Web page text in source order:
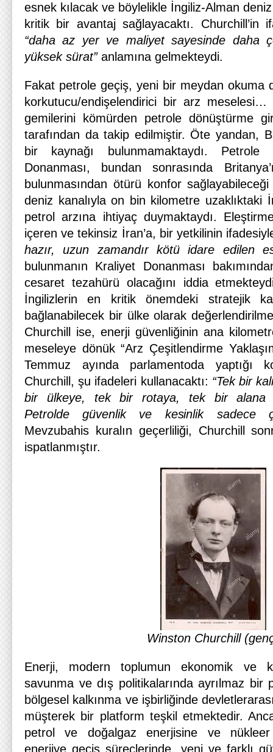
esnek kılacak ve böylelikle İngiliz-Alman
kritik bir avantaj sağlayacaktı. Churchill’in
“daha az yer ve maliyet sayesinde daha
yüksek sürat”anlamına gelmekteydi.
Fakat petrole geçiş, yeni bir meydan okuma
korkutucu/endişelendirici bir arz meselesi…
gemilerini kömürden petrole dönüştürme
tarafından da takip edilmiştir. Öte yandan,
bir kaynağı bulunmamaktaydı.
Donanması, bundan sonrasında
bulunmasından ötürü konfor
deniz kanalıyla on bin kilometre uzaklıktaki
petrol arzına ihtiyaç duymaktaydı.
içeren ve tekinsiz İran’a, bir yetkilinin
hazır, uzun zamandır kötü idare edilen
bulunmanın Kraliyet Donanması
cesaret tezahürü olacağını iddia
İngilizlerin en kritik önemdeki stratejik
bağlanabilecek bir ülke olarak
Churchill ise, enerji güvenliğinin ana
meseleye dönük “Arz Çeşitlendirme
Temmuz ayında parlamentoda yaptığı
Churchill, şu ifadeleri kullanacaktı: “Tek bir
bir ülkeye, tek bir rotaya, tek bir alana
Petrolde güvenlik ve kesinlik sadece
Mevzubahis kuralın geçerliliği, Churchill
ispatlanmıştır.
Winston Churchill
Enerji, modern toplumun ekonomik ve
savunma ve dış politikalarında ayrılmaz bir
bölgesel kalkınma ve işbirliğinde
müşterek bir platform teşkil etmektedir.
petrol ve doğalgaz enerjisine ve nükleer
enerjiye geçiş süreçlerinde, yeni ve farklı